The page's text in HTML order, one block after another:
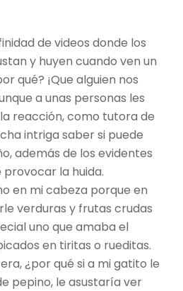
de videos donde los
y huyen cuando ven un
qué? ¡Que alguien nos
a unas personas les
reacción, como tutora de
intriga saber si puede
además de los evidentes
la huida.
en mi cabeza porque en
verduras y frutas crudas
uno que amaba el
en tiritas o rueditas.
¿por qué si a mi gatito le
pepino, le asustaría ver